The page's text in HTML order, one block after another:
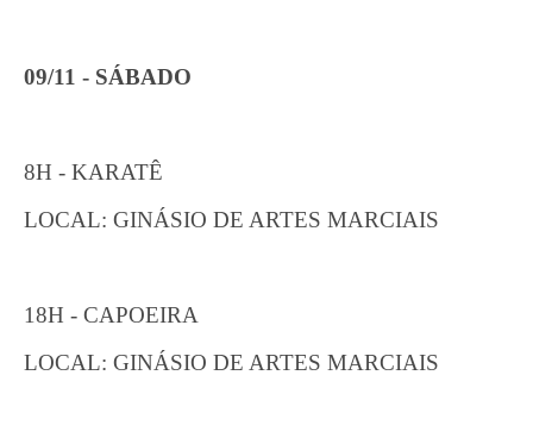
09/11 - SÁBADO
8H - KARATÊ
LOCAL: GINÁSIO DE ARTES MARCIAIS
18H - CAPOEIRA
LOCAL: GINÁSIO DE ARTES MARCIAIS